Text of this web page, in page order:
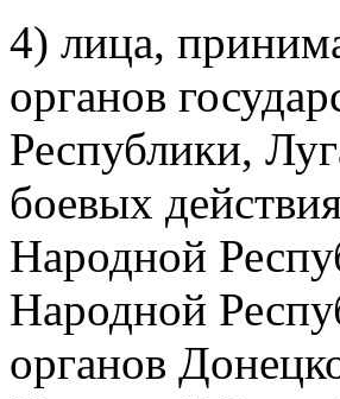
4) лица,
органов
Республики,
боевых
Народной
Народной
органов